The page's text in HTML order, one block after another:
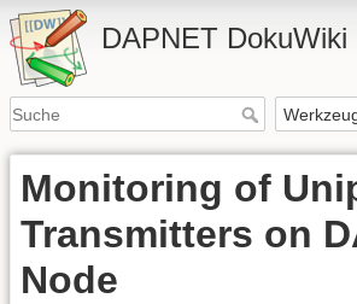
DAPNET DokuWiki
Monitoring of
Transmitters on
Node